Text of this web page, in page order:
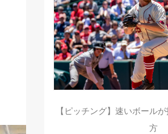
【ピッチング】速いボール
方